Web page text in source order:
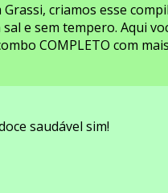
criamos esse
e sem tempero. Aqui
COMPLETO com
saudável sim!